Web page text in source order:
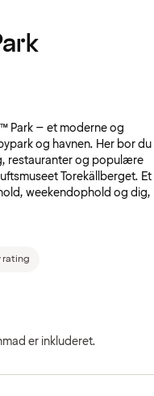
Park – et moderne og
og havnen. Her bor du
restauranter og populære
Torekällberget. Et
weekendophold og dig,
rating
er inkluderet.